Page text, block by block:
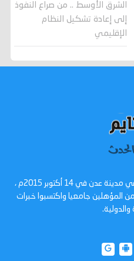
الشرق الأوسط .. من صراع النفوذ
إلى إعادة تشكيل النظام
الإقليمي
عدن تايم - صحيفة الكترونية تأسست في مدينة عدن في 14 أكتوبر 2015م ،
المؤهلين جامعيا واكتسبوا خبرات